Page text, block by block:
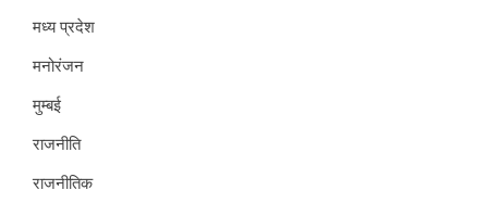
मध्य प्रदेश
मनोरंजन
मुम्बई
राजनीति
राजनीतिक